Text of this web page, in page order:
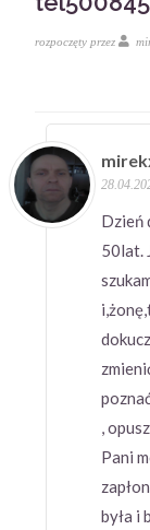
rozpoczęty przez
Dzień
50lat.
,
Pani
była i